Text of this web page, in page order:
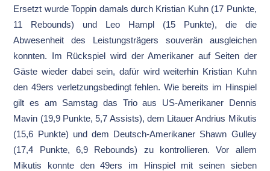
Ersetzt wurde Toppin damals durch Kristian Kuhn (17 Punkte,
11 Rebounds) und Leo Hampl (15 Punkte), die die
Abwesenheit des Leistungsträgers souverän ausgleichen
konnten. Im Rückspiel wird der Amerikaner auf Seiten der
Gäste wieder dabei sein, dafür wird weiterhin Kristian Kuhn
den 49ers verletzungsbedingt fehlen. Wie bereits im Hinspiel
gilt es am Samstag das Trio aus US-Amerikaner Dennis
Mavin (19,9 Punkte, 5,7 Assists), dem Litauer Andrius Mikutis
(15,6 Punkte) und dem Deutsch-Amerikaner Shawn Gulley
(17,4 Punkte, 6,9 Rebounds) zu kontrollieren. Vor allem
Mikutis konnte den 49ers im Hinspiel mit seinen sieben